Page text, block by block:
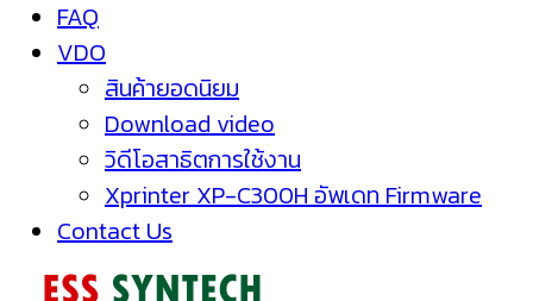
FAQ
VDO
สินค้ายอดนิยม
Download video
วิดีโอสาธิตการใช้งาน
Xprinter XP-C300H อัพเดท Firmware
Contact Us